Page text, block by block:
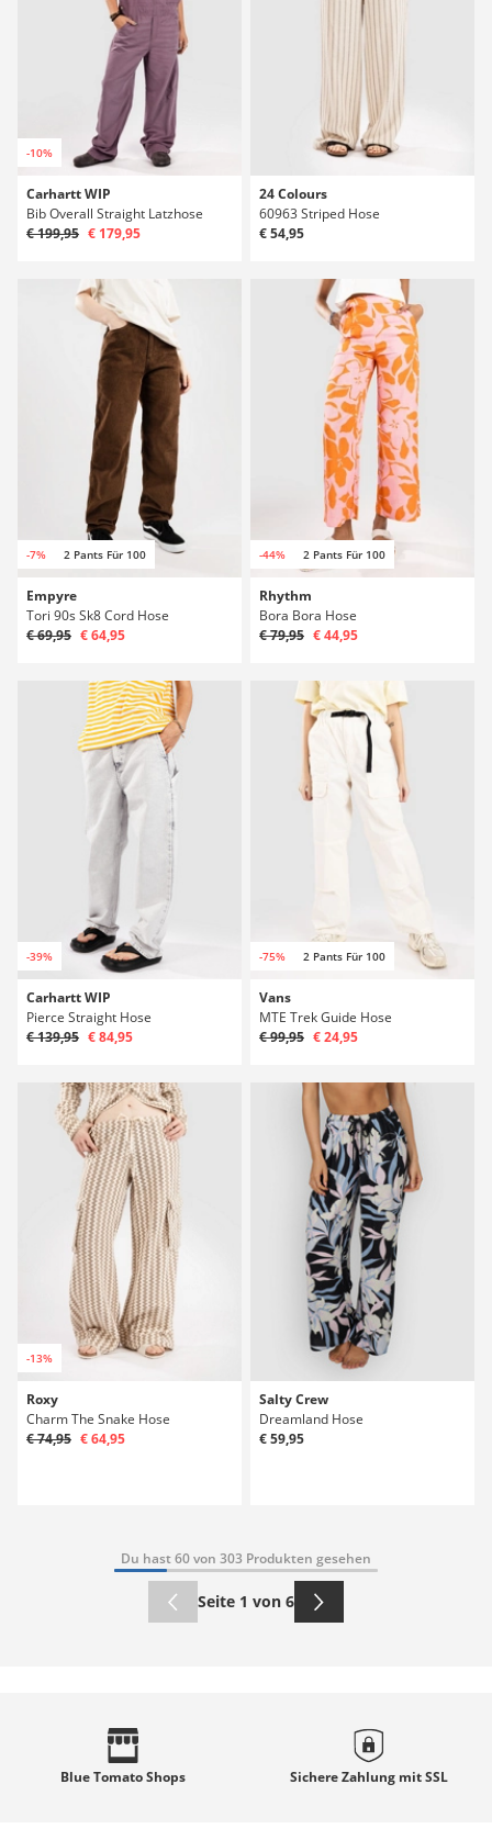
-10%
Carhartt WIP
Bib Overall Straight Latzhose
€ 199,95 € 179,95
24 Colours
60963 Striped Hose
€ 54,95
-7% 2 Pants Für 100
Empyre
Tori 90s Sk8 Cord Hose
€ 69,95 € 64,95
-44% 2 Pants Für 100
Rhythm
Bora Bora Hose
€ 79,95 € 44,95
-39%
Carhartt WIP
Pierce Straight Hose
€ 139,95 € 84,95
-75% 2 Pants Für 100
Vans
MTE Trek Guide Hose
€ 99,95 € 24,95
-13%
Roxy
Charm The Snake Hose
€ 74,95 € 64,95
Salty Crew
Dreamland Hose
€ 59,95
Du hast 60 von 303 Produkten gesehen
Seite 1 von 6
Blue TomatoShops Sichere Zahlung mitSSL